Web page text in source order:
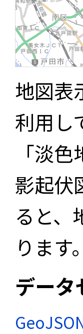
地図表
利用し
「淡
影起伏
ると、
ります。
データ